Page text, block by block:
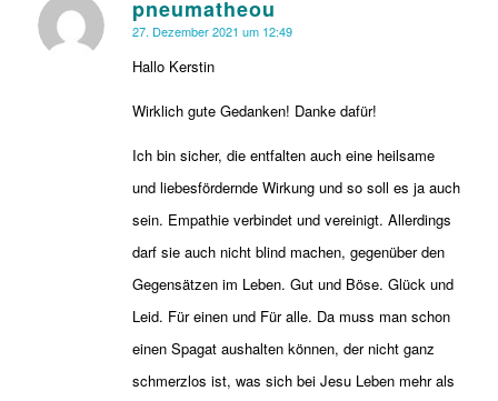
pneumatheou
sagte:
27. Dezember 2021 um 12:49
Hallo Kerstin
Wirklich gute Gedanken! Danke dafür!
Ich bin sicher, die entfalten auch eine heilsame
und liebesfördernde Wirkung und so soll es ja auch
sein. Empathie verbindet und vereinigt. Allerdings
darf sie auch nicht blind machen, gegenüber den
Gegensätzen im Leben. Gut und Böse. Glück und
Leid. Für einen und Für alle. Da muss man schon
einen Spagat aushalten können, der nicht ganz
schmerzlos ist, was sich bei Jesu Leben mehr als